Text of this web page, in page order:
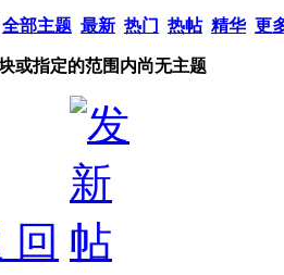
全部主题 最新 热门 热帖 精华 更
或指定的范围内尚无主题
回